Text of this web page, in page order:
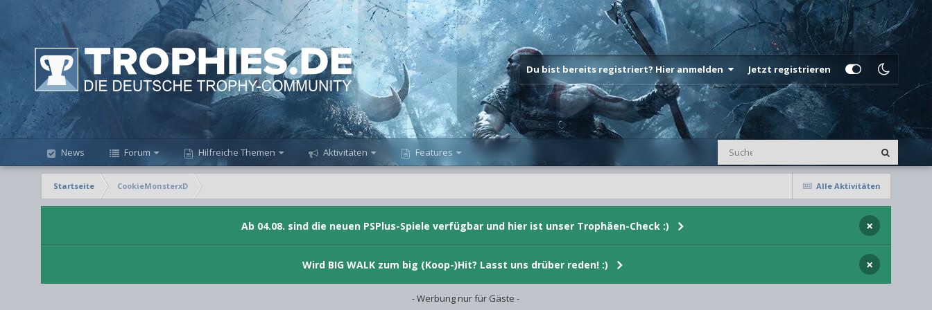
Du bist bereits registriert? Hier anmelden Jetzt registrieren
News Forum Hilfreiche Themen Aktivitäten Features
Alle Aktivitäten
Startseite CookieMonsterxD
Ab 04.08. sind die neuen PSPlus-Spiele verfügbar und hier ist unser Trophäen-Check :) ×
Wird BIG WALK zum big (Koop-)Hit? Lasst uns drüber reden! :) ×
- Werbung nur für Gäste -